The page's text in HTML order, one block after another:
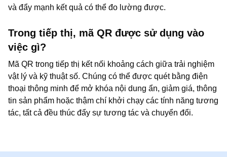
và đẩy mạnh kết quả có thể đo lường được.
Trong tiếp thị, mã QR được sử dụng vào
việc gì?
Mã QR trong tiếp thị kết nối khoảng cách giữa trải nghiệm
vật lý và kỹ thuật số. Chúng có thể được quét bằng điện
thoại thông minh để mở khóa nội dung ẩn, giảm giá, thông
tin sản phẩm hoặc thậm chí khởi chạy các tính năng tương
tác, tất cả đều thúc đẩy sự tương tác và chuyển đổi.